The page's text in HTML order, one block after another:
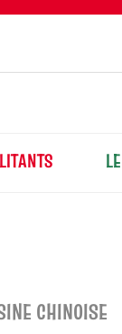
CHINOISE